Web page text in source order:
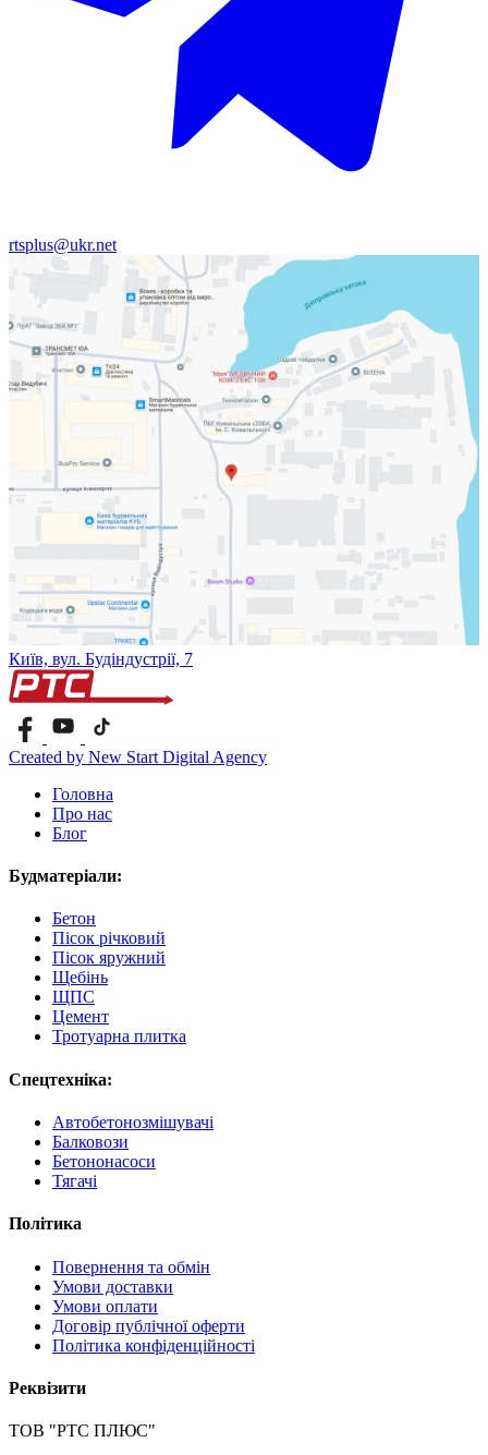
rtsplus@ukr.net
Київ, вул. Будіндустрії, 7
Created by New Start Digital Agency
Головна
Про нас
Блог
Будматеріали:
Бетон
Пісок річковий
Пісок яружний
Щебінь
ЩПС
Цемент
Тротуарна плитка
Спецтехніка:
Автобетонозмішувачі
Балковози
Бетононасоси
Тягачі
Політика
Повернення та обмін
Умови доставки
Умови оплати
Договір публічної оферти
Політика конфіденційності
Реквізити
ТОВ "РТС ПЛЮС"